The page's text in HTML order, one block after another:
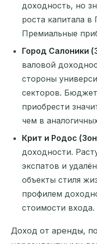
доходность, но
роста капитала в
Премиальные
Город Салоники
валовой
стороны
секторов.
приобрести
чем в
Крит и Родос
доходности.
экспатов и
объекты стиля
профилем
стоимости входа.
Доход от аренды,